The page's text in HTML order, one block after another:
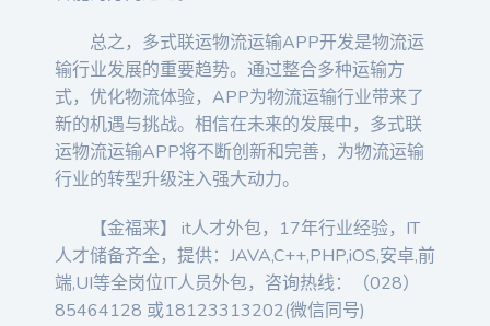
总之，多式联运物流运输APP开发是物流运
输行业发展的重要趋势。通过整合多种运输方
式，优化物流体验，APP为物流运输行业带来了
新的机遇与挑战。相信在未来的发展中，多式联
运物流运输APP将不断创新和完善，为物流运输
行业的转型升级注入强大动力。
【金福来】 it人才外包，17年行业经验，IT
人才储备齐全，提供：JAVA,C++,PHP,iOS,安卓,前
端,UI等全岗位IT人员外包，咨询热线：（028）
85464128 或18123313202(微信同号)